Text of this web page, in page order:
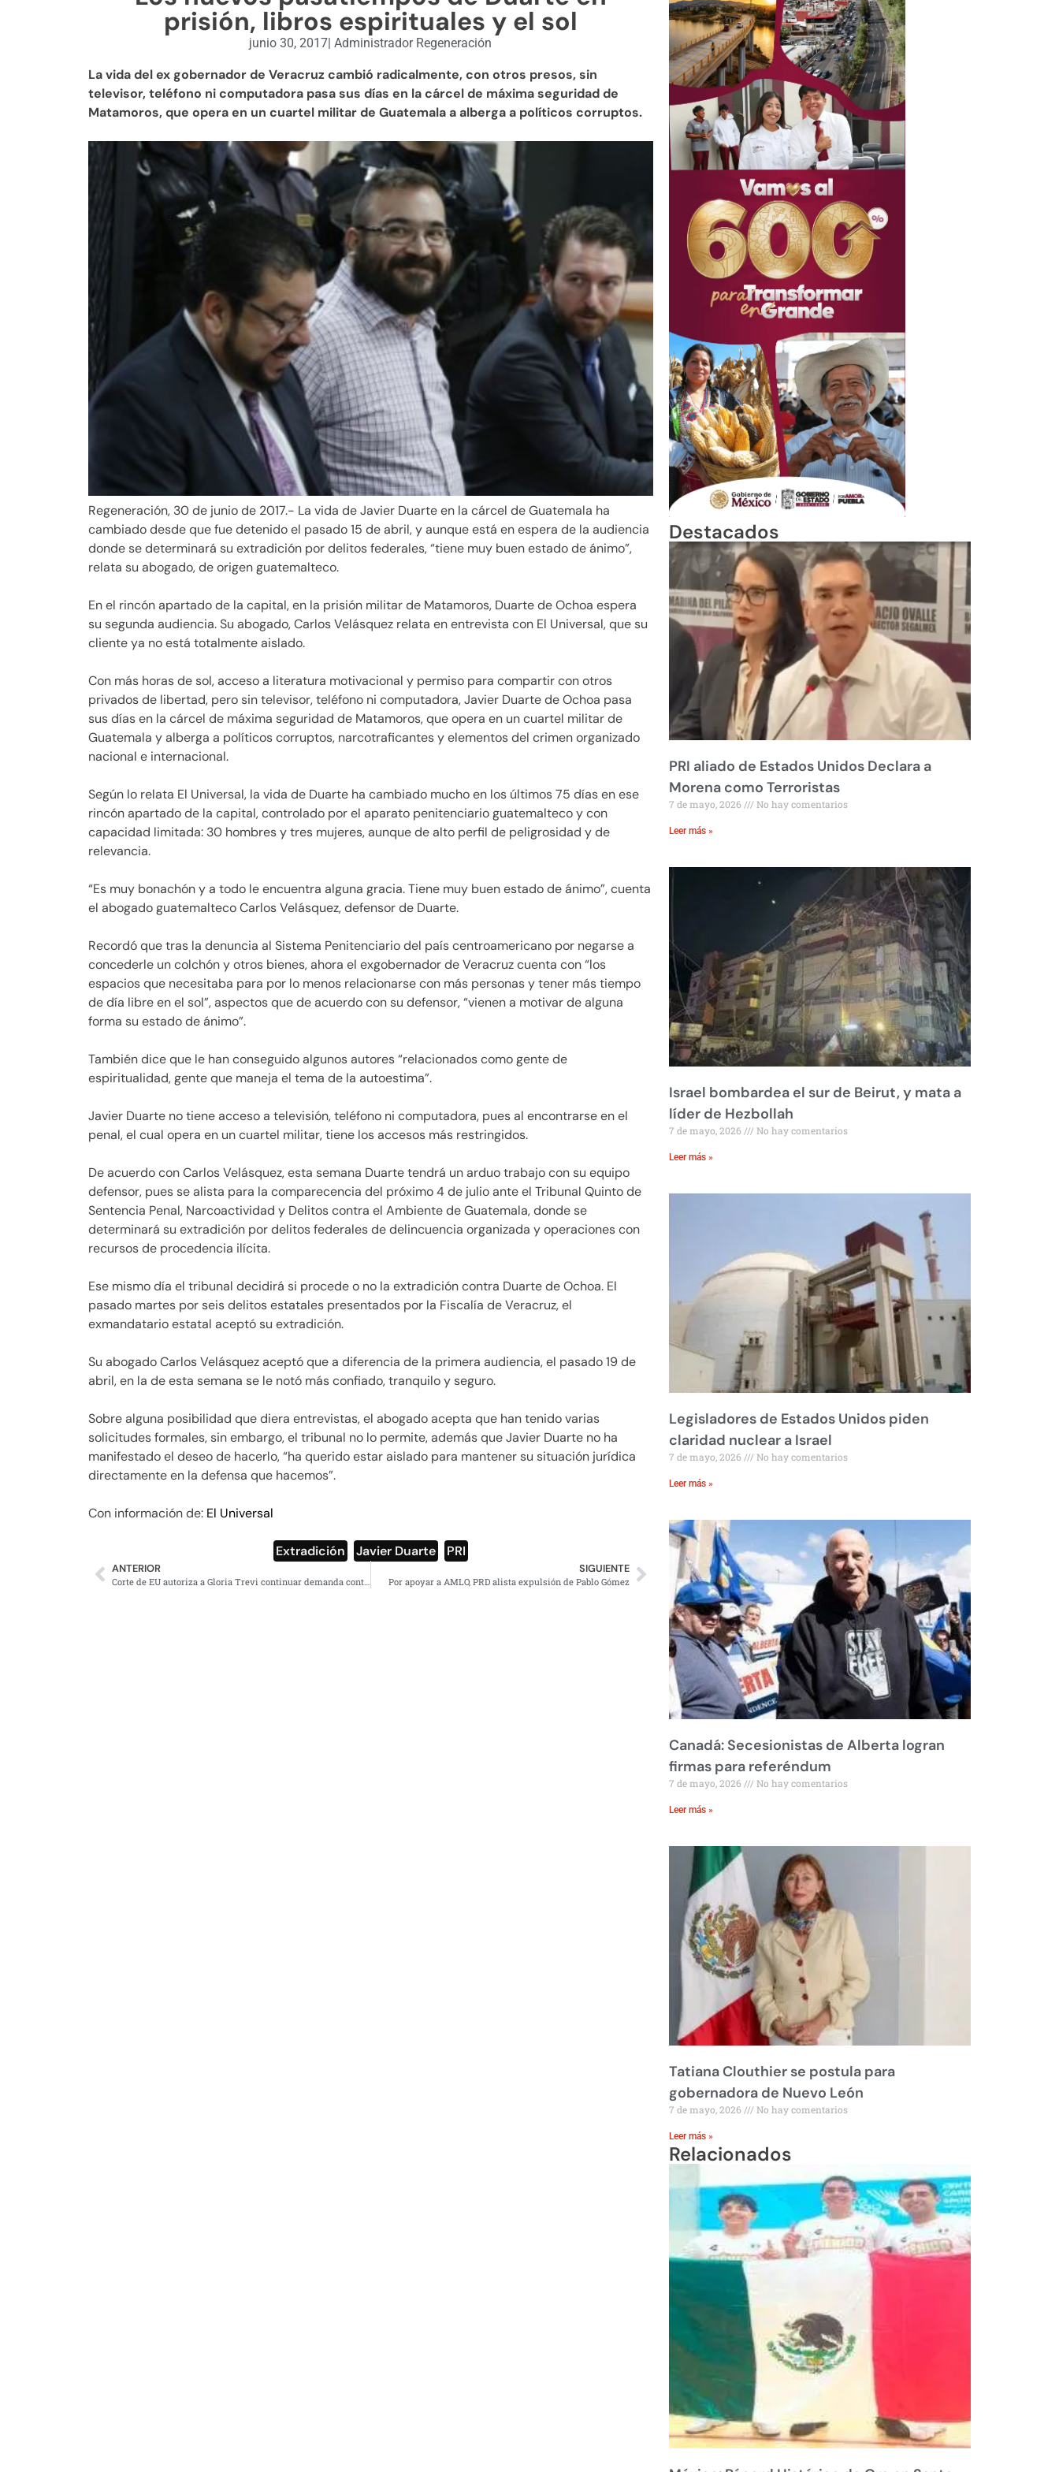
prisión, libros espirituales y el sol
junio 30, 2017 Administrador Regeneración
La vida del ex gobernador de Veracruz cambió radicalmente, con otros presos, sin
televisor, teléfono ni computadora pasa sus días en la cárcel de máxima seguridad de
Matamoros, que opera en un cuartel militar de Guatemala a alberga a políticos corruptos.
Regeneración, 30 de junio de 2017.- La vida de Javier Duarte en la cárcel de Guatemala ha
cambiado desde que fue detenido el pasado 15 de abril, y aunque está en espera de la audiencia
donde se determinará su extradición por delitos federales, “tiene muy buen estado de ánimo”,
relata su abogado, de origen guatemalteco.
En el rincón apartado de la capital, en la prisión militar de Matamoros, Duarte de Ochoa espera
su segunda audiencia. Su abogado, Carlos Velásquez relata en entrevista con El Universal, que su
cliente ya no está totalmente aislado.
Con más horas de sol, acceso a literatura motivacional y permiso para compartir con otros
privados de libertad, pero sin televisor, teléfono ni computadora, Javier Duarte de Ochoa pasa
sus días en la cárcel de máxima seguridad de Matamoros, que opera en un cuartel militar de
Guatemala y alberga a políticos corruptos, narcotraficantes y elementos del crimen organizado
nacional e internacional.
Según lo relata El Universal, la vida de Duarte ha cambiado mucho en los últimos 75 días en ese
rincón apartado de la capital, controlado por el aparato penitenciario guatemalteco y con
capacidad limitada: 30 hombres y tres mujeres, aunque de alto perfil de peligrosidad y de
relevancia.
“Es muy bonachón y a todo le encuentra alguna gracia. Tiene muy buen estado de ánimo”, cuenta
el abogado guatemalteco Carlos Velásquez, defensor de Duarte.
Recordó que tras la denuncia al Sistema Penitenciario del país centroamericano por negarse a
concederle un colchón y otros bienes, ahora el exgobernador de Veracruz cuenta con “los
espacios que necesitaba para por lo menos relacionarse con más personas y tener más tiempo
de día libre en el sol”, aspectos que de acuerdo con su defensor, “vienen a motivar de alguna
forma su estado de ánimo”.
También dice que le han conseguido algunos autores “relacionados como gente de
espiritualidad, gente que maneja el tema de la autoestima”.
Javier Duarte no tiene acceso a televisión, teléfono ni computadora, pues al encontrarse en el
penal, el cual opera en un cuartel militar, tiene los accesos más restringidos.
De acuerdo con Carlos Velásquez, esta semana Duarte tendrá un arduo trabajo con su equipo
defensor, pues se alista para la comparecencia del próximo 4 de julio ante el Tribunal Quinto de
Sentencia Penal, Narcoactividad y Delitos contra el Ambiente de Guatemala, donde se
determinará su extradición por delitos federales de delincuencia organizada y operaciones con
recursos de procedencia ilícita.
Ese mismo día el tribunal decidirá si procede o no la extradición contra Duarte de Ochoa. El
pasado martes por seis delitos estatales presentados por la Fiscalía de Veracruz, el
exmandatario estatal aceptó su extradición.
Su abogado Carlos Velásquez aceptó que a diferencia de la primera audiencia, el pasado 19 de
abril, en la de esta semana se le notó más confiado, tranquilo y seguro.
Sobre alguna posibilidad que diera entrevistas, el abogado acepta que han tenido varias
solicitudes formales, sin embargo, el tribunal no lo permite, además que Javier Duarte no ha
manifestado el deseo de hacerlo, “ha querido estar aislado para mantener su situación jurídica
directamente en la defensa que hacemos”.
Con información de: El Universal
Extradición Javier Duarte PRI
ANTERIOR SIGUIENTE
Por apoyar a AMLO, PRD alista expulsión de Pablo Gómez
Destacados
PRI aliado de Estados Unidos Declara a
Morena como Terroristas
7 de mayo, 2026 No hay comentarios
Leer más »
Israel bombardea el sur de Beirut, y mata a
líder de Hezbollah
7 de mayo, 2026 No hay comentarios
Leer más »
Legisladores de Estados Unidos piden
claridad nuclear a Israel
7 de mayo, 2026 No hay comentarios
Leer más »
Canadá: Secesionistas de Alberta logran
firmas para referéndum
7 de mayo, 2026 No hay comentarios
Leer más »
Tatiana Clouthier se postula para
gobernadora de Nuevo León
7 de mayo, 2026 No hay comentarios
Leer más »
Relacionados